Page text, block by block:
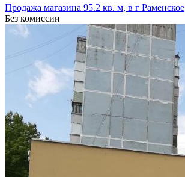
Продажа магазина 95.2 кв. м, в г Раменское
Без комиссии